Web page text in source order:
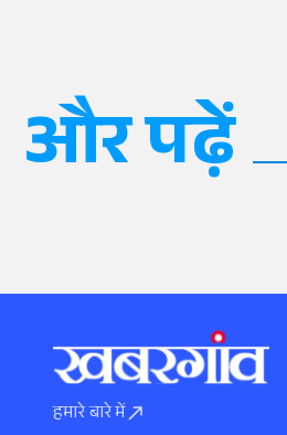
और पढ़ें
हमारे बारे में